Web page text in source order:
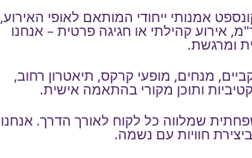
אמנותי ייחודי המותאם לאופי האירוע,
אירוע קהילתי או חגיגה פרטית – אנחנו
ומרגשת.
מנחים, מופעי קרקס, תיאטרון רחוב,
ותוכן מקורי בהתאמה אישית.
שמלווה כל לקוח לאורך הדרך. אנחנו
חוויות עם נשמה.